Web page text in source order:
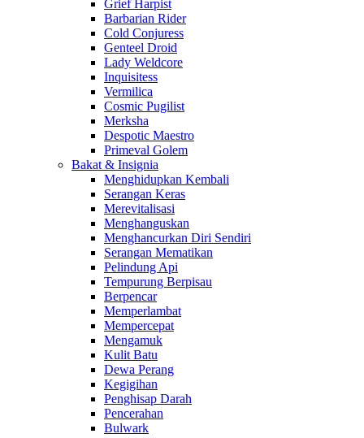
Grief Harpist
Barbarian Rider
Cold Conjuress
Genteel Droid
Lady Weldcore
Inquisitess
Vermilica
Cosmic Pugilist
Merksha
Despotic Maestro
Primeval Golem
Bakat & Insignia
Menghidupkan Kembali
Serangan Keras
Merevitalisasi
Menghanguskan
Menghancurkan Diri Sendiri
Serangan Mematikan
Pelindung Api
Tempurung Berpisau
Berpencar
Memperlambat
Mempercepat
Mengamuk
Kulit Batu
Dewa Perang
Kegigihan
Penghisap Darah
Pencerahan
Bulwark